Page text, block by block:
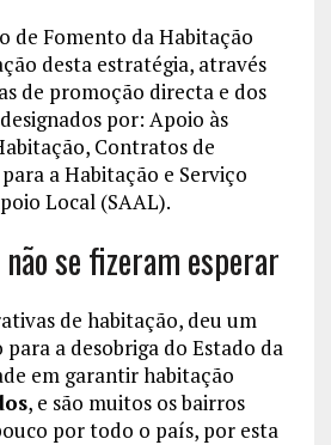
de Fomento da Habitação
desta estratégia, através
de promoção directa e dos
por: Apoio às
Contratos de
a Habitação e Serviço
Local (SAAL).
se fizeram esperar
de habitação, deu um
a desobriga do Estado da
em garantir habitação
, e são muitos os bairros
por todo o país, por esta